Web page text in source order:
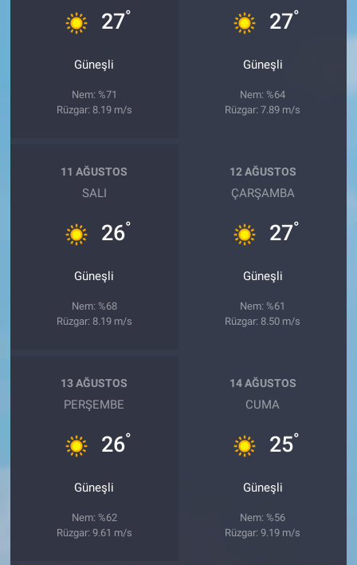
27°
Güneşli
Nem: %71
Rüzgar: 8.19 m/s
27°
Güneşli
Nem: %64
Rüzgar: 7.89 m/s
11 AĞUSTOS
SALI
26°
Güneşli
Nem: %68
Rüzgar: 8.19 m/s
12 AĞUSTOS
ÇARŞAMBA
27°
Güneşli
Nem: %61
Rüzgar: 8.50 m/s
13 AĞUSTOS
PERŞEMBE
26°
Güneşli
Nem: %62
Rüzgar: 9.61 m/s
14 AĞUSTOS
CUMA
25°
Güneşli
Nem: %56
Rüzgar: 9.19 m/s